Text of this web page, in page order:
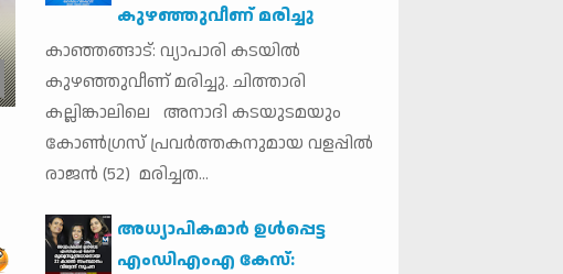
കുഴഞ്ഞുവീണ് മരിച്ചു
കാഞ്ഞങ്ങാട്: വ്യാപാരി കടയിൽ
കുഴഞ്ഞുവീണ് മരിച്ചു. ചിത്താരി
കല്ലിങ്കാലിലെ അനാദി കടയുടമയും
കോൺഗ്രസ് പ്രവർത്തകനുമായ വളപ്പിൽ
രാജൻ (52) മരിച്ചത...
അധ്യാപികമാര്‍ ഉള്‍പ്പെട്ട
എംഡിഎംഎ കേസ്: